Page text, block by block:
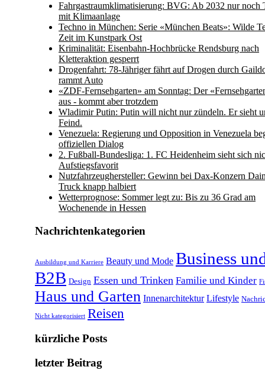
Fahrgastraumklimatisierung: BVG: Ab 2032 nur noch
mit Klimaanlage
Techno in München: Serie «München Beats»: Wilde
Zeit im Kunstpark Ost
Kriminalität: Eisenbahn-Hochbrücke Rendsburg nach
Kletteraktion gesperrt
Drogenfahrt: 78-Jähriger fährt auf Drogen durch
rammt Auto
«ZDF-Fernsehgarten» am Sonntag: Der
aus - kommt aber trotzdem
Wladimir Putin: Putin will nicht nur zündeln. Er sieht
Feind.
Venezuela: Regierung und Opposition in Venezuela
offiziellen Dialog
2. Fußball-Bundesliga: 1. FC Heidenheim sieht sich
Aufstiegsfavorit
Nutzfahrzeughersteller: Gewinn bei Dax-Konzern
Truck knapp halbiert
Wetterprognose: Sommer legt zu: Bis zu 36 Grad am
Wochenende in Hessen
Nachrichtenkategorien
Ausbildung und Karriere Beauty und Mode Business
B2B Design Essen und Trinken Familie und Kinder
Haus und Garten Innenarchitektur Lifestyle
Nicht kategorisiert Reisen
kürzliche Posts
letzter Beitrag